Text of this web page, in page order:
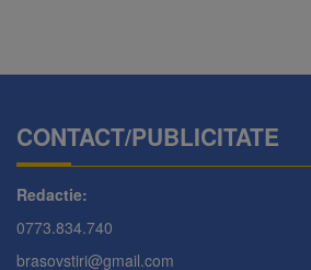
CONTACT/PUBLICITATE
Redactie:
0773.834.740
brasovstiri@gmail.com